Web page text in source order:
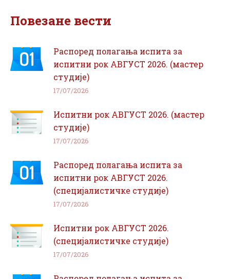
Повезане вести
Распоред полагања испита за
испитни рок АВГУСТ 2026. (мастер
студије)
17/07/2026
Испитни рок АВГУСТ 2026. (мастер
студије)
17/07/2026
Распоред полагања испита за
испитни рок АВГУСТ 2026.
(специјалистичке студије)
17/07/2026
Испитни рок АВГУСТ 2026.
(специјалистичке студије)
17/07/2026